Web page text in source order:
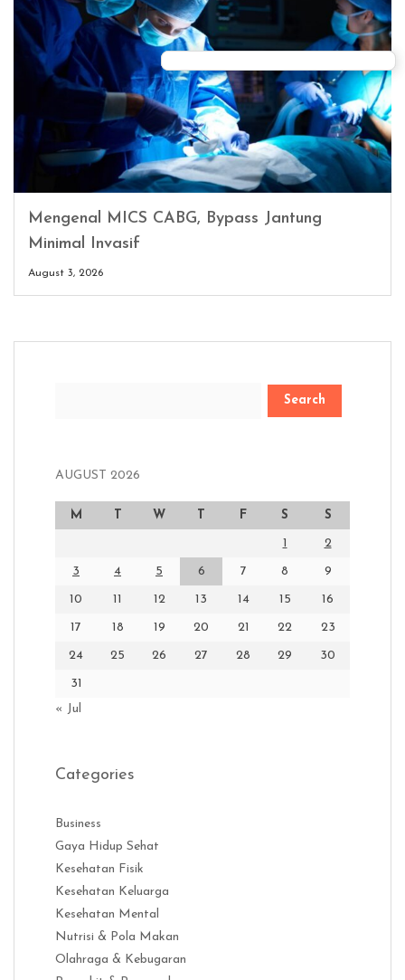
Mengenal MICS CABG, Bypass Jantung
Minimal Invasif
August 3, 2026
AUGUST 2026
M T W T F S S
1 2
3 4 5 6 7 8 9
10 11 12 13 14 15 16
17 18 19 20 21 22 23
24 25 26 27 28 29 30
31
« Jul
Categories
Business
Gaya Hidup Sehat
Kesehatan Fisik
Kesehatan Keluarga
Kesehatan Mental
Nutrisi & Pola Makan
Olahraga & Kebugaran